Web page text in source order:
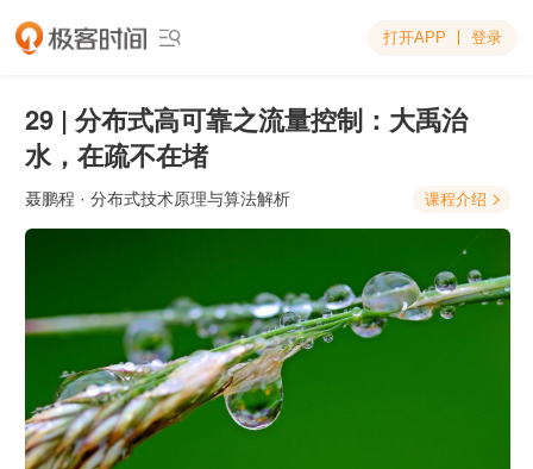
 打开APP 登录
29 | 分布式高可靠之流量控制：大禹治
水，在疏不在堵
聂鹏程 · 分布式技术原理与算法解析 课程介绍 